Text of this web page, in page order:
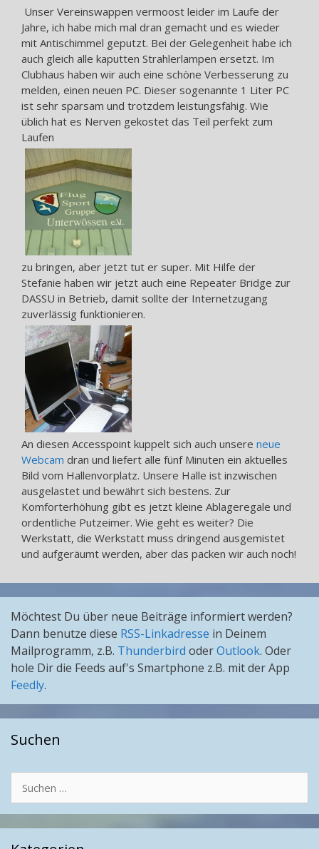
Unser Vereinswappen vermoost leider im Laufe der
Jahre, ich habe mich mal dran gemacht und es wieder
mit Antischimmel geputzt. Bei der Gelegenheit habe ich
auch gleich alle kaputten Strahlerlampen ersetzt. Im
Clubhaus haben wir auch eine schöne Verbesserung zu
melden, einen neuen PC. Dieser sogenannte 1 Liter PC
ist sehr sparsam und trotzdem leistungsfähig. Wie
üblich hat es Nerven gekostet das Teil perfekt zum
Laufen
zu bringen, aber jetzt tut er super. Mit Hilfe der
Stefanie haben wir jetzt auch eine Repeater Bridge zur
DASSU in Betrieb, damit sollte der Internetzugang
zuverlässig funktionieren.
An diesen Accesspoint kuppelt sich auch unsere neue
Webcam dran und liefert alle fünf Minuten ein aktuelles
Bild vom Hallenvorplatz. Unsere Halle ist inzwischen
ausgelastet und bewährt sich bestens. Zur
Komforterhöhung gibt es jetzt kleine Ablageregale und
ordentliche Putzeimer. Wie geht es weiter? Die
Werkstatt, die Werkstatt muss dringend ausgemistet
und aufgeräumt werden, aber das packen wir auch noch!
Möchtest Du über neue Beiträge informiert werden?
Dann benutze diese RSS-Linkadresse in Deinem
Mailprogramm, z.B. Thunderbird oderOutlook. Oder
hole Dir die Feeds auf's Smartphone z.B. mit der App
Feedly.
Suchen
nach: